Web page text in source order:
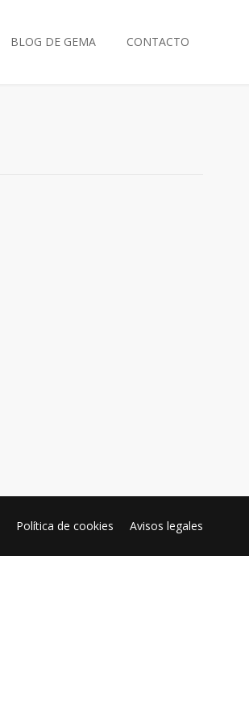
BLOG DE GEMA CONTACTO
Política de cookies Avisos legales